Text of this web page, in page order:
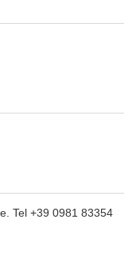
Tel +39 0981 83354